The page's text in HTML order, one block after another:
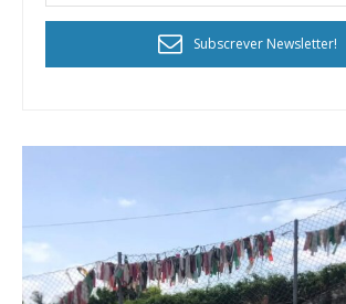
Planos de
Faça-se assinante do Região de Cister e ajude-nos a
público!
Sendo assinante terá acesso a todos os conteúdos
Subscrever Newsletter!